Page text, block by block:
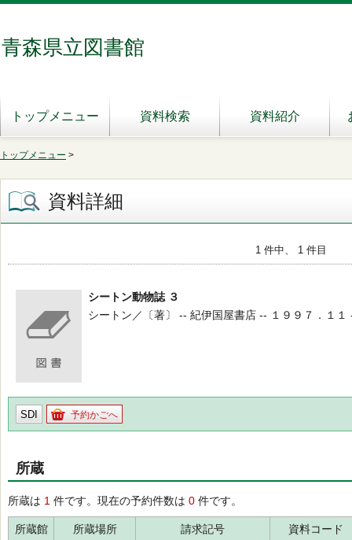
青森県立図書館
トップメニュー 資料検索 資料紹介
トップメニュー >
資料詳細
1 件中、 1 件目
シートン動物誌 ３
シートン／〔著〕 -- 紀伊国屋書店 -- １９９７．１１
SDI 予約かごへ
所蔵
所蔵は 1 件です。現在の予約件数は 0 件です。
所蔵館 所蔵場所 請求記号 資料コード